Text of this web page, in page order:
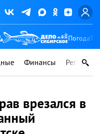
Погода
Финансы Регионы
врезался в